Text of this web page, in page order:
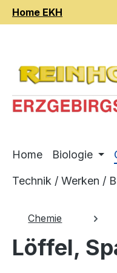
Hauptinhalt springen
Zur Suche springen
Zur Hauptnavigation
Home EKH
Home Biologie
Technik / Werken /
Chemie
Löffel,